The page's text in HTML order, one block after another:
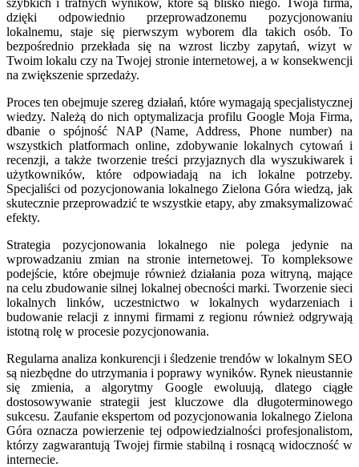
dzięki odpowiednio przeprowadzonemu pozycjonowaniu
lokalnemu, staje się pierwszym wyborem dla takich osób. To
bezpośrednio przekłada się na wzrost liczby zapytań, wizyt w
Twoim lokalu czy na Twojej stronie internetowej, a w konsekwencji
na zwiększenie sprzedaży.
Proces ten obejmuje szereg działań, które wymagają specjalistycznej
wiedzy. Należą do nich optymalizacja profilu Google Moja Firma,
dbanie o spójność NAP (Name, Address, Phone number) na
wszystkich platformach online, zdobywanie lokalnych cytowań i
recenzji, a także tworzenie treści przyjaznych dla wyszukiwarek i
użytkowników, które odpowiadają na ich lokalne potrzeby.
Specjaliści od pozycjonowania lokalnego Zielona Góra wiedzą, jak
skutecznie przeprowadzić te wszystkie etapy, aby zmaksymalizować
efekty.
Strategia pozycjonowania lokalnego nie polega jedynie na
wprowadzaniu zmian na stronie internetowej. To kompleksowe
podejście, które obejmuje również działania poza witryną, mające
na celu zbudowanie silnej lokalnej obecności marki. Tworzenie sieci
lokalnych linków, uczestnictwo w lokalnych wydarzeniach i
budowanie relacji z innymi firmami z regionu również odgrywają
istotną rolę w procesie pozycjonowania.
Regularna analiza konkurencji i śledzenie trendów w lokalnym SEO
są niezbędne do utrzymania i poprawy wyników. Rynek nieustannie
się zmienia, a algorytmy Google ewoluują, dlatego ciągłe
dostosowywanie strategii jest kluczowe dla długoterminowego
sukcesu. Zaufanie ekspertom od pozycjonowania lokalnego Zielona
Góra oznacza powierzenie tej odpowiedzialności profesjonalistom,
którzy zagwarantują Twojej firmie stabilną i rosnącą widoczność w
internecie.